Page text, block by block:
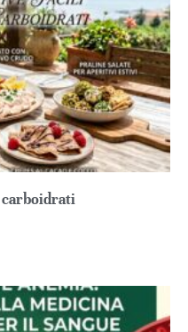
carboidrati